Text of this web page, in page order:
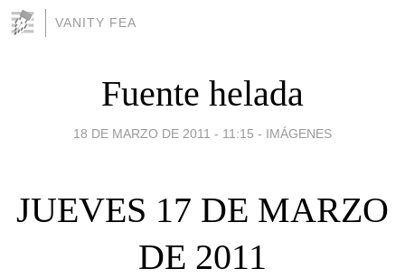
VANITY FEA
Fuente helada
18 DE MARZO DE 2011 - 11:15 - IMÁGENES
JUEVES 17 DE MARZO
DE 2011